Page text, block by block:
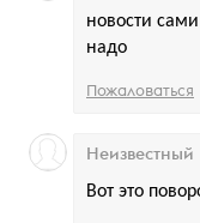
новости
надо
Пожаловаться
Вот это
Неизвестный